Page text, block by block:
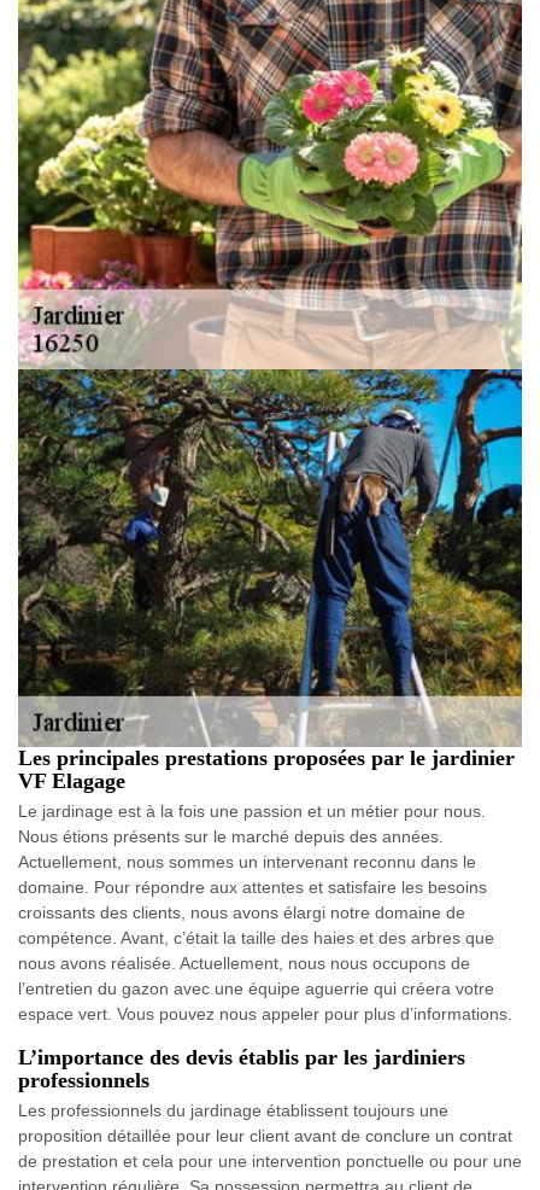
Les principales prestations proposées par le jardinier
VF Elagage
Le jardinage est à la fois une passion et un métier pour nous.
Nous étions présents sur le marché depuis des années.
Actuellement, nous sommes un intervenant reconnu dans le
domaine. Pour répondre aux attentes et satisfaire les besoins
croissants des clients, nous avons élargi notre domaine de
compétence. Avant, c’était la taille des haies et des arbres que
nous avons réalisée. Actuellement, nous nous occupons de
l’entretien du gazon avec une équipe aguerrie qui créera votre
espace vert. Vous pouvez nous appeler pour plus d’informations.
L’importance des devis établis par les jardiniers
professionnels
Les professionnels du jardinage établissent toujours une
proposition détaillée pour leur client avant de conclure un contrat
de prestation et cela pour une intervention ponctuelle ou pour une